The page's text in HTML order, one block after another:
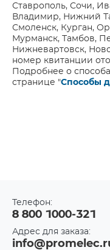
Ставрополь, Сочи,
Владимир, Нижний
Смоленск, Курган,
Мурманск, Тамбов,
Нижневартовск,
номер квитанции
Подробнее о
странице "Способы
Телефон:
8 800 1000-321
Адрес для заказа: